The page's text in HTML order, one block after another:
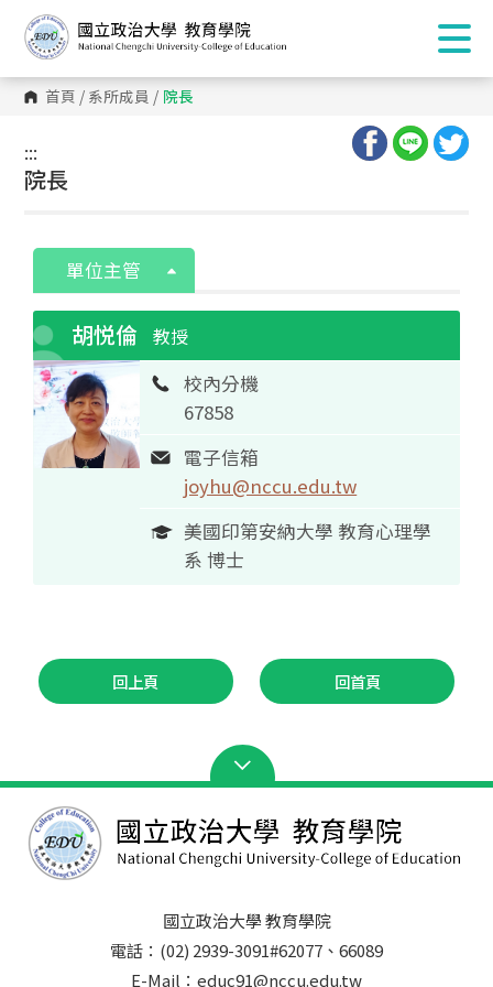
首頁 / 系所成員 / 院長
:::
:::
院長
單位主管
胡悦倫 教授
校內分機
67858
電子信箱
joyhu@nccu.edu.tw
美國印第安納大學 教育心理學
系 博士
回上頁 回首頁
國立政治大學 教育學院
電話：(02) 2939-3091#62077、66089
E-Mail：educ91@nccu.edu.tw